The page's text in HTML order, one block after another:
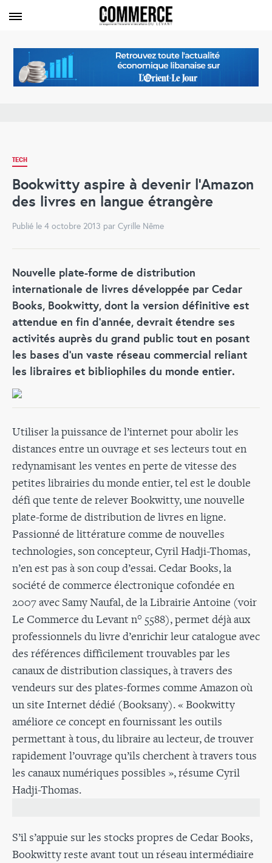
TECH
Bookwitty aspire à devenir l’Amazon
des livres en langue étrangère
Publié le 4 octobre 2013 par Cyrille Nême
Nouvelle plate-forme de distribution
internationale de livres développée par Cedar
Books, Bookwitty, dont la version définitive est
attendue en fin d’année, devrait étendre ses
activités auprès du grand public tout en posant
les bases d’un vaste réseau commercial reliant
les libraires et bibliophiles du monde entier.
Utiliser la puissance de l’internet pour abolir les
distances entre un ouvrage et ses lecteurs tout en
redynamisant les ventes en perte de vitesse des
petites librairies du monde entier, tel est le double
défi que tente de relever Bookwitty, une nouvelle
plate-forme de distribution de livres en ligne.
Passionné de littérature comme de nouvelles
technologies, son concepteur, Cyril Hadji-Thomas,
n’en est pas à son coup d’essai. Cedar Books, la
société de commerce électronique cofondée en
2007 avec Samy Naufal, de la Librairie Antoine (voir
Le Commerce du Levant n° 5588), permet déjà aux
professionnels du livre d’enrichir leur catalogue avec
des références difficilement trouvables par les
canaux de distribution classiques, à travers des
vendeurs sur des plates-formes comme Amazon où
un site Internet dédié (Booksany). « Bookwitty
améliore ce concept en fournissant les outils
permettant à tous, du libraire au lecteur, de trouver
rapidement l’ouvrage qu’ils cherchent à travers tous
les canaux numériques possibles », résume Cyril
Hadji-Thomas.
S’il s’appuie sur les stocks propres de Cedar Books,
Bookwitty reste avant tout un réseau intermédiaire